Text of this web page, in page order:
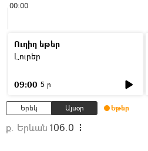
00:00
Ուղիղ եթեր
Լուրեր
09:00 5 ր
Երեկ Այսօր Եթեր
ք. Երևան 106.0